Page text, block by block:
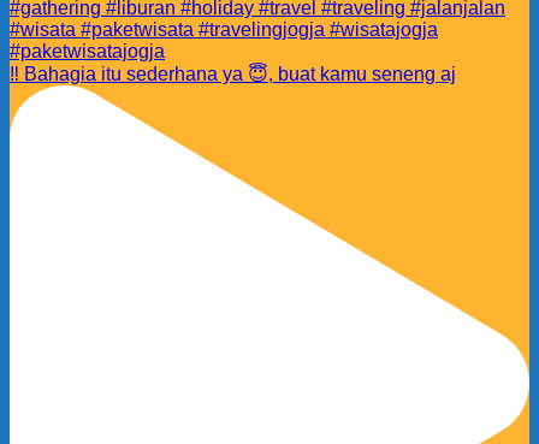
‼️ Bahagia itu sederhana ya 😇, buat kamu seneng aj